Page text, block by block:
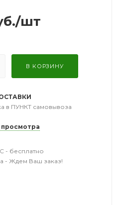
/шт
В КОРЗИНУ
в ПУНКТ самовывоза
- бесплатно
- Ждем Ваш заказ!